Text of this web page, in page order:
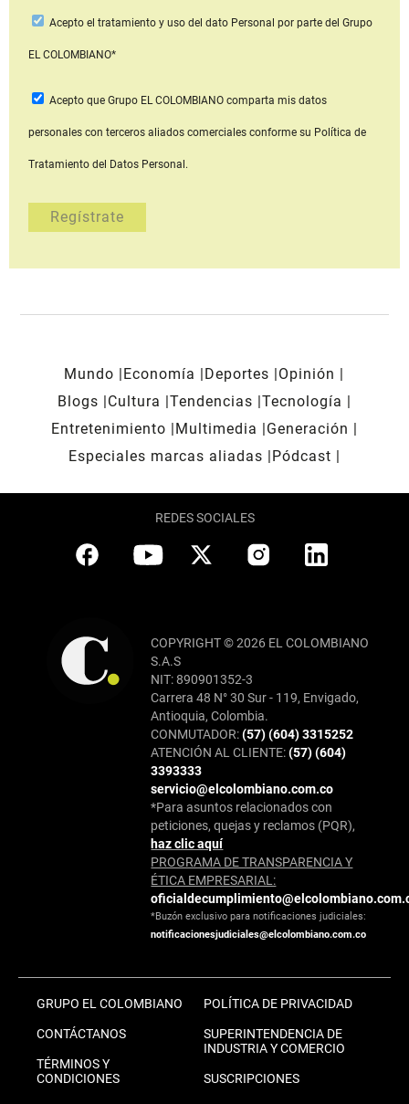
Acepto el tratamiento y uso del dato Personal por parte del Grupo
EL COLOMBIANO*
Acepto que Grupo EL COLOMBIANOcomparta mis datos
personales con terceros aliados comerciales conforme su Política de
Tratamiento del Datos Personal.
Mundo Economía Deportes
Opinión
Blogs
Cultura Tendencias Tecnología
Entretenimiento
Multimedia
Generación
Especiales marcas aliadas
Pódcast
REDES SOCIALES
COPYRIGHT © 2026 EL COLOMBIANO
S.A.S
NIT: 890901352-3
Carrera 48 N° 30 Sur - 119, Envigado,
Antioquia, Colombia.
CONMUTADOR:(57) (604) 3315252
ATENCIÓN AL CLIENTE:(57) (604)
3393333
servicio@elcolombiano.com.co
*Para asuntos relacionados con
peticiones, quejas y reclamos (PQR),
haz clic aquí
PROGRAMA DE TRANSPARENCIA Y
ÉTICA EMPRESARIAL:
*Buzón exclusivo para notificaciones judiciales:
notificacionesjudiciales@elcolombiano.com.co
GRUPO EL COLOMBIANO
CONTÁCTANOS
TÉRMINOS Y
CONDICIONES
POLÍTICA DE PRIVACIDAD
SUPERINTENDENCIA DE
INDUSTRIA Y COMERCIO
SUSCRIPCIONES